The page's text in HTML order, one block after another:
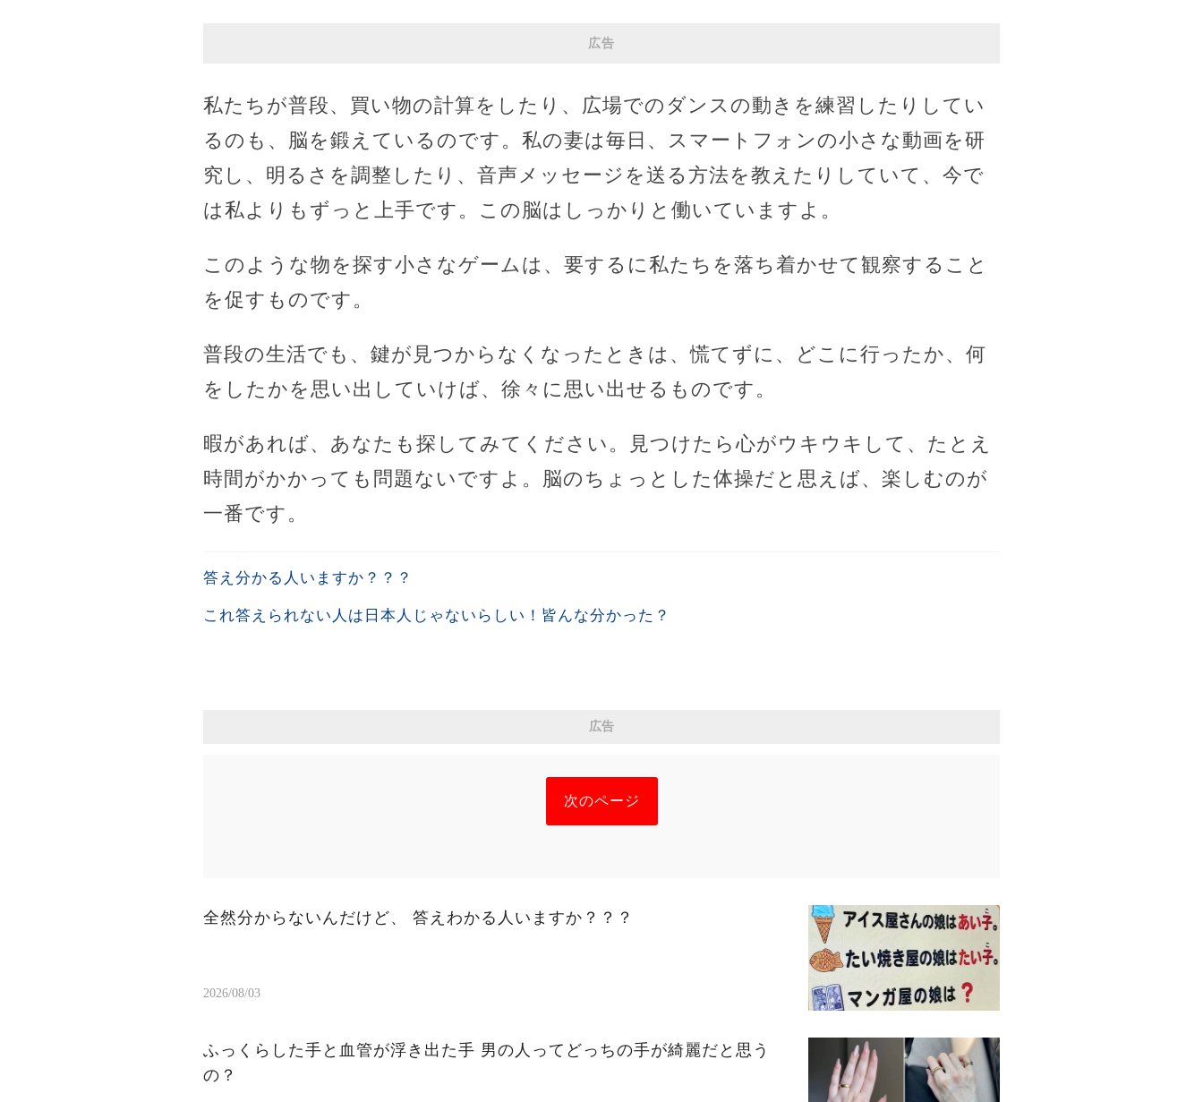
広告
私たちが普段、買い物の計算をしたり、広場でのダンスの動きを練習したりしてい
るのも、脳を鍛えているのです。私の妻は毎日、スマートフォンの小さな動画を研
究し、明るさを調整したり、音声メッセージを送る方法を教えたりしていて、今で
は私よりもずっと上手です。この脳はしっかりと働いていますよ。
このような物を探す小さなゲームは、要するに私たちを落ち着かせて観察すること
を促すものです。
普段の生活でも、鍵が見つからなくなったときは、慌てずに、どこに行ったか、何
をしたかを思い出していけば、徐々に思い出せるものです。
暇があれば、あなたも探してみてください。見つけたら心がウキウキして、たとえ
時間がかかっても問題ないですよ。脳のちょっとした体操だと思えば、楽しむのが
一番です。
答え分かる人いますか？？？
これ答えられない人は日本人じゃないらしい￼！皆んな分かった？
広告
次のページ
全然分からないんだけど、 答えわかる人いますか？？？
2026/08/03
ふっくらした手と血管が浮き出た手 男の人ってどっちの手が綺麗だと思う
の？